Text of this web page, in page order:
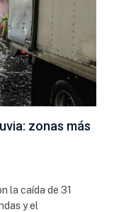
zonas más
la caída de 31
y el